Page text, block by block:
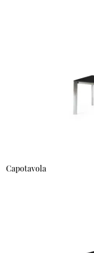
Capotavola